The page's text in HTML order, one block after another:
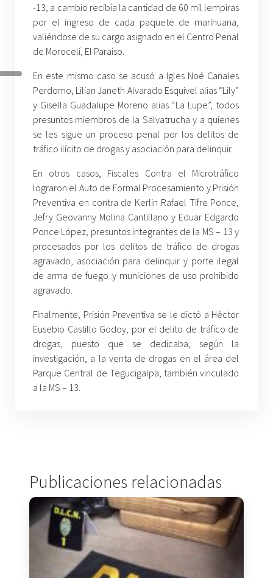
-13, a cambio recibía la cantidad de 60 mil lempiras
por el ingreso de cada paquete de marihuana,
valiéndose de su cargo asignado en el Centro Penal
de Morocelí, El Paraíso.
En este mismo caso se acusó a Igles Noé Canales
Perdomo, Lilian Janeth Alvarado Esquivel alias “Lily”
y Gisella Guadalupe Moreno alias “La Lupe”, todos
presuntos miembros de la Salvatrucha y a quienes
se les sigue un proceso penal por los delitos de
tráfico ilícito de drogas y asociación para delinquir.
En otros casos, Fiscales Contra el Microtráfico
lograron el Auto de Formal Procesamiento y Prisión
Preventiva en contra de Kerlin Rafael Tifre Ponce,
Jefry Geovanny Molina Cantillano y Eduar Edgardo
Ponce López, presuntos integrantes de la MS – 13 y
procesados por los delitos de tráfico de drogas
agravado, asociación para delinquir y porte ilegal
de arma de fuego y municiones de uso prohibido
agravado.
Finalmente, Prisión Preventiva se le dictó a Héctor
Eusebio Castillo Godoy, por el delito de tráfico de
drogas, puesto que se dedicaba, según la
investigación, a la venta de drogas en el área del
Parque Central de Tegucigalpa, también vinculado
a la MS – 13.
Publicaciones relacionadas